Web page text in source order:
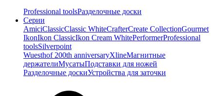
Professional toolsРазделочные доски
Серии
AmiciClassicClassic WhiteCrafterCreate CollectionGourmet
IkonIkon ClassiсIkon Cream WhitePerformerProfessional
toolsSilverpoint
Wuesthof 200th anniversaryXlineМагнитные
держателиМусатыПодставки для ножей
Разделочные доскиУстройства для заточки